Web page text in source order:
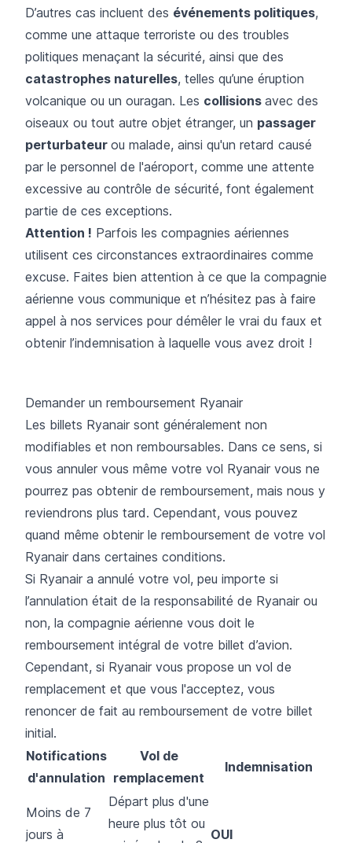
D’autres cas incluent des événements politiques,
comme une attaque terroriste ou des troubles
politiques menaçant la sécurité, ainsi que des
catastrophes naturelles, telles qu’une éruption
volcanique ou un ouragan. Les collisions avec des
oiseaux ou tout autre objet étranger, un passager
perturbateur ou malade, ainsi qu'un retard causé
par le personnel de l'aéroport, comme une attente
excessive au contrôle de sécurité, font également
partie de ces exceptions.
Attention ! Parfois les compagnies aériennes
utilisent ces circonstances extraordinaires comme
excuse. Faites bien attention à ce que la compagnie
aérienne vous communique et n’hésitez pas à faire
appel à nos services pour démêler le vrai du faux et
obtenir l’indemnisation à laquelle vous avez droit !
Demander un remboursement Ryanair
Les billets Ryanair sont généralement non
modifiables et non remboursables. Dans ce sens, si
vous annuler vous même votre vol Ryanair vous ne
pourrez pas obtenir de remboursement, mais nous y
reviendrons plus tard. Cependant, vous pouvez
quand même obtenir le remboursement de votre vol
Ryanair dans certaines conditions.
Si Ryanair a annulé votre vol, peu importe si
l’annulation était de la responsabilité de Ryanair ou
non, la compagnie aérienne vous doit le
remboursement intégral de votre billet d’avion.
Cependant, si Ryanair vous propose un vol de
remplacement et que vous l'acceptez, vous
renoncer de fait au remboursement de votre billet
initial.
Notifications
d'annulation
Vol de
remplacement
Indemnisation
Moins de 7
jours à
Départ plus d'une
heure plus tôt ou
OUI